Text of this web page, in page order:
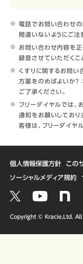
電話でお問い合わせの
間違いないようにご注
お問い合わせ内容を
録音させていただくこ
くすりに関するお問い
方薬をのめばよいか？
ご了承ください。
フリーダイヤルでは、
通知をお願いしており
客様は、フリーダイヤ
個人情報保護方針 この
ソーシャルメディア規約
Copyright © Kracie,Ltd. All